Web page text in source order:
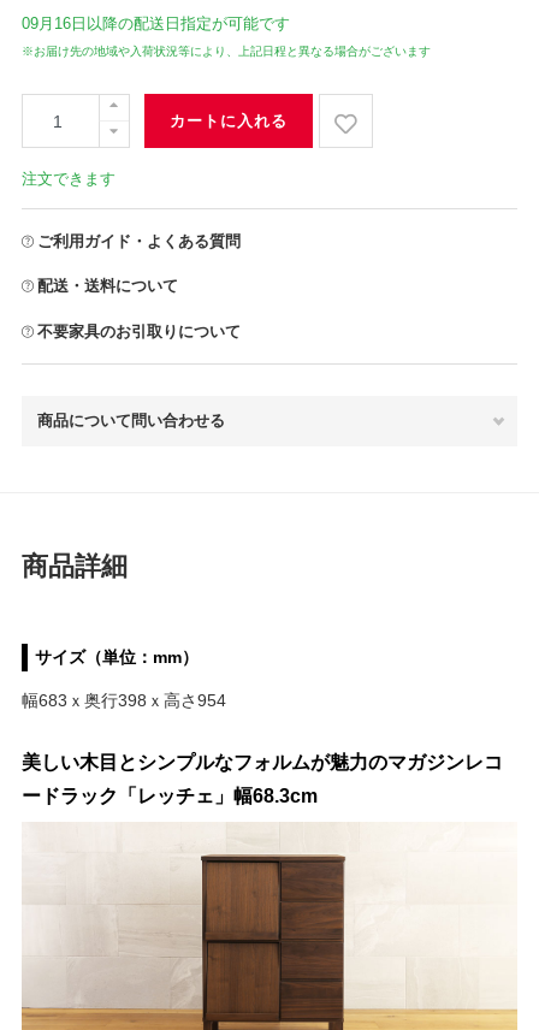
09月16日 以降の配送日指定が可能です
※お届け先の地域や入荷状況等により、上記日程と異なる場合がございます
カートに入れる
注文できます
ご利用ガイド・よくある質問
配送・送料について
不要家具のお引取りについて
商品について問い合わせる
商品詳細
サイズ（単位：mm）
幅683ｘ奥行398ｘ高さ954
美しい木目とシンプルなフォルムが魅力のマガジンレコ
ードラック「レッチェ」幅68.3cm